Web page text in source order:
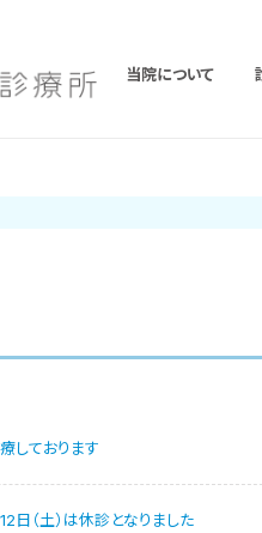
当院について
しております
12日（土）は休診となりました